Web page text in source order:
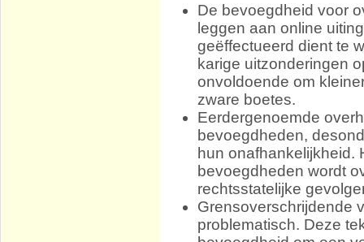
De bevoegdheid voor
leggen aan online
geëffectueerd dient te
karige uitzonderingen
onvoldoende om
zware boetes.
Eerdergenoemde
bevoegdheden,
hun onafhankelijkheid.
bevoegdheden wordt
rechtsstatelijke
Grensoverschrijdende
problematisch. Deze